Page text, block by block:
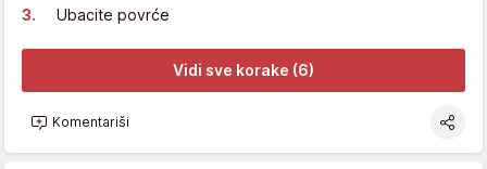
Ubacite povrće
Vidi sve korake (6)
Komentariši